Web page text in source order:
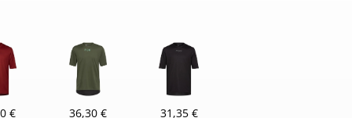
€ 36,30 € 31,35 €